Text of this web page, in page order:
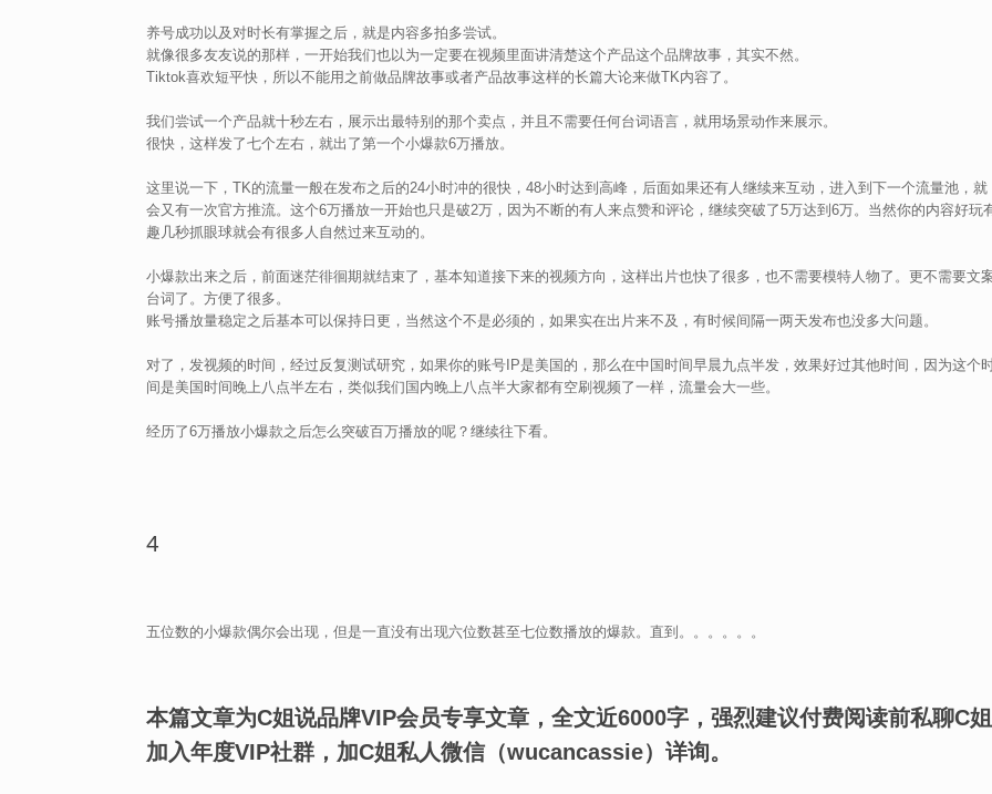
养号成功以及对时长有掌握之后，就是内容多拍多尝试。
就像很多友友说的那样，一开始我们也以为一定要在视频里面讲清楚这个产品这个品牌故事，其实不然。
Tiktok喜欢短平快，所以不能用之前做品牌故事或者产品故事这样的长篇大论来做TK内容了。
我们尝试一个产品就十秒左右，展示出最特别的那个卖点，并且不需要任何台词语言，就用场景动作来展示。
很快，这样发了七个左右，就出了第一个小爆款6万播放。
这里说一下，TK的流量一般在发布之后的24小时冲的很快，48小时达到高峰，后面如果还有人继续来互动，进入到下一个流量池，就
会又有一次官方推流。这个6万播放一开始也只是破2万，因为不断的有人来点赞和评论，继续突破了5万达到6万。当然你的内容好玩
趣几秒抓眼球就会有很多人自然过来互动的。
小爆款出来之后，前面迷茫徘徊期就结束了，基本知道接下来的视频方向，这样出片也快了很多，也不需要模特人物了。更不需要文
台词了。方便了很多。
账号播放量稳定之后基本可以保持日更，当然这个不是必须的，如果实在出片来不及，有时候间隔一两天发布也没多大问题。
对了，发视频的时间，经过反复测试研究，如果你的账号IP是美国的，那么在中国时间早晨九点半发，效果好过其他时间，因为这个
间是美国时间晚上八点半左右，类似我们国内晚上八点半大家都有空刷视频了一样，流量会大一些。
经历了6万播放小爆款之后怎么突破百万播放的呢？继续往下看。
4
五位数的小爆款偶尔会出现，但是一直没有出现六位数甚至七位数播放的爆款。直到。。。。。。
本篇文章为C姐说品牌VIP会员专享文章，全文近6000字，强烈建议付费阅读前私聊C姐
加入年度VIP社群，加C姐私人微信（wucancassie）详询。